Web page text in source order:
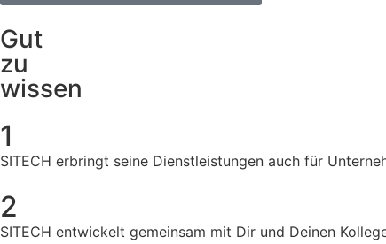
Gut
zu
wissen
1
SITECH erbringt seine Dienstleistungen auch für
2
SITECH entwickelt gemeinsam mit Dir und Deinen